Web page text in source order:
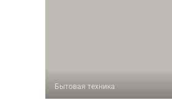
Бытовая техника